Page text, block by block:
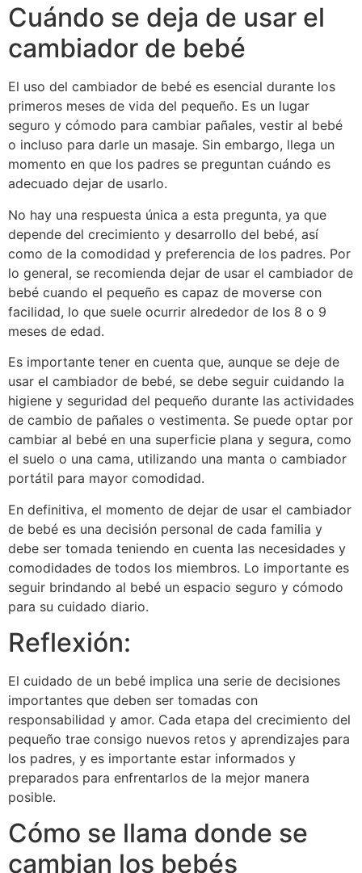
Cuándo se deja de usar el
cambiador de bebé
El uso del cambiador de bebé es esencial durante los
primeros meses de vida del pequeño. Es un lugar
seguro y cómodo para cambiar pañales, vestir al bebé
o incluso para darle un masaje. Sin embargo, llega un
momento en que los padres se preguntan cuándo es
adecuado dejar de usarlo.
No hay una respuesta única a esta pregunta, ya que
depende del crecimiento y desarrollo del bebé, así
como de la comodidad y preferencia de los padres. Por
lo general, se recomienda dejar de usar el cambiador de
bebé cuando el pequeño es capaz de moverse con
facilidad, lo que suele ocurrir alrededor de los 8 o 9
meses de edad.
Es importante tener en cuenta que, aunque se deje de
usar el cambiador de bebé, se debe seguir cuidando la
higiene y seguridad del pequeño durante las actividades
de cambio de pañales o vestimenta. Se puede optar por
cambiar al bebé en una superficie plana y segura, como
el suelo o una cama, utilizando una manta o cambiador
portátil para mayor comodidad.
En definitiva, el momento de dejar de usar el cambiador
de bebé es una decisión personal de cada familia y
debe ser tomada teniendo en cuenta las necesidades y
comodidades de todos los miembros. Lo importante es
seguir brindando al bebé un espacio seguro y cómodo
para su cuidado diario.
Reflexión:
El cuidado de un bebé implica una serie de decisiones
importantes que deben ser tomadas con
responsabilidad y amor. Cada etapa del crecimiento del
pequeño trae consigo nuevos retos y aprendizajes para
los padres, y es importante estar informados y
preparados para enfrentarlos de la mejor manera
posible.
Cómo se llama donde se
cambian los bebés